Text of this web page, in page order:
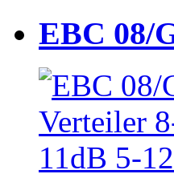
EBC 08/